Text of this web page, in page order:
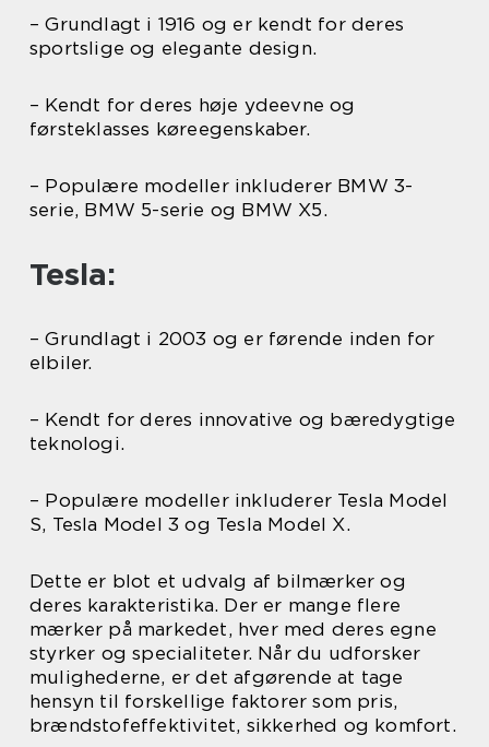
– Grundlagt i 1916 og er kendt for deres
sportslige og elegante design.
– Kendt for deres høje ydeevne og
førsteklasses køreegenskaber.
– Populære modeller inkluderer BMW 3-
serie, BMW 5-serie og BMW X5.
Tesla:
– Grundlagt i 2003 og er førende inden for
elbiler.
– Kendt for deres innovative og bæredygtige
teknologi.
– Populære modeller inkluderer Tesla Model
S, Tesla Model 3 og Tesla Model X.
Dette er blot et udvalg af bilmærker og
deres karakteristika. Der er mange flere
mærker på markedet, hver med deres egne
styrker og specialiteter. Når du udforsker
mulighederne, er det afgørende at tage
hensyn til forskellige faktorer som pris,
brændstofeffektivitet, sikkerhed og komfort.